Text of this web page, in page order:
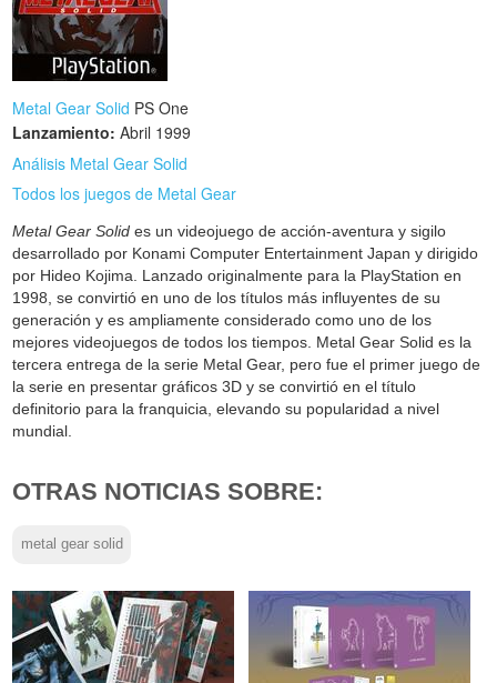
Metal Gear Solid PS One
Lanzamiento: Abril 1999
Análisis Metal Gear Solid
Todos los juegos de Metal Gear
Metal Gear Solid es un videojuego de acción-aventura y sigilo
desarrollado por Konami Computer Entertainment Japan y dirigido
por Hideo Kojima. Lanzado originalmente para la PlayStation en
1998, se convirtió en uno de los títulos más influyentes de su
generación y es ampliamente considerado como uno de los
mejores videojuegos de todos los tiempos. Metal Gear Solid es la
tercera entrega de la serie Metal Gear, pero fue el primer juego de
la serie en presentar gráficos 3D y se convirtió en el título
definitorio para la franquicia, elevando su popularidad a nivel
mundial.
OTRAS NOTICIAS SOBRE:
metal gear solid